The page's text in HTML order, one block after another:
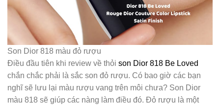
Son Dior 818 màu đỏ rượu
Điều đầu tiên khi review về thỏi son Dior 818 Be Loved
chắn chắc phải là sắc son đỏ rượu. Có bao giờ các bạn
nghĩ sẽ lưu lại màu rượu vang trên môi chưa? Son Dior
màu 818 sẽ giúp các nàng làm điều đó. Đỏ rượu là một